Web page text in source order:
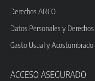
Derechos ARCO
Datos Personales y Derechos
Gasto Usual y Acostumbrado
ACCESO ASEGURADO